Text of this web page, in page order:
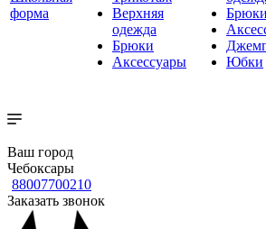
форма
Верхняя
одежда
Брюки
Аксессуары
Брюки
Юбки
Ваш город
Чебоксары
88007700210
Заказать звонок